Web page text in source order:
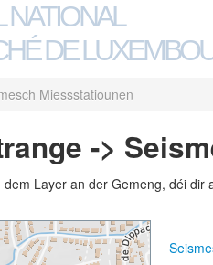
NATIONAL
DE
Miessstatiounen
->
Layer an der Gemeng, déi